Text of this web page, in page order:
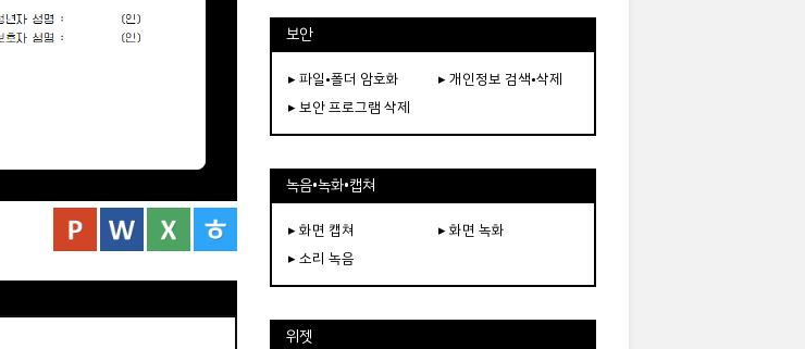
보안
▸ 파일•폴더 암호화
▸ 개인정보 검색•삭제
▸ 보안 프로그램 삭제
녹음•녹화•캡쳐
▸ 화면 캡쳐
▸ 화면 녹화
▸ 소리 녹음
위젯